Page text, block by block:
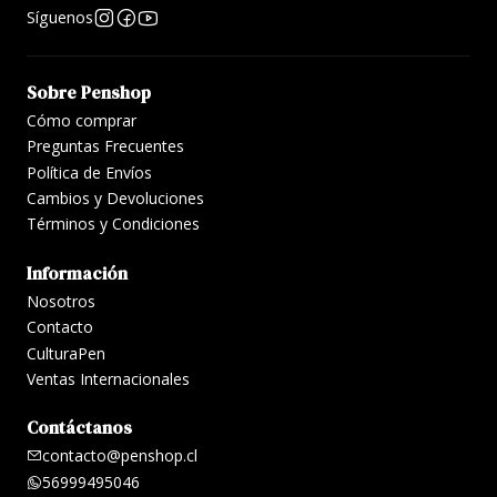
Síguenos
Sobre Penshop
Cómo comprar
Preguntas Frecuentes
Política de Envíos
Cambios y Devoluciones
Términos y Condiciones
Información
Nosotros
Contacto
CulturaPen
Ventas Internacionales
Contáctanos
contacto@penshop.cl
56999495046